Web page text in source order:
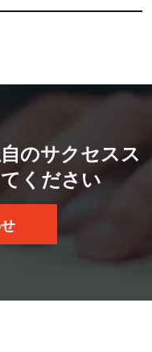
のサクセスス
ください